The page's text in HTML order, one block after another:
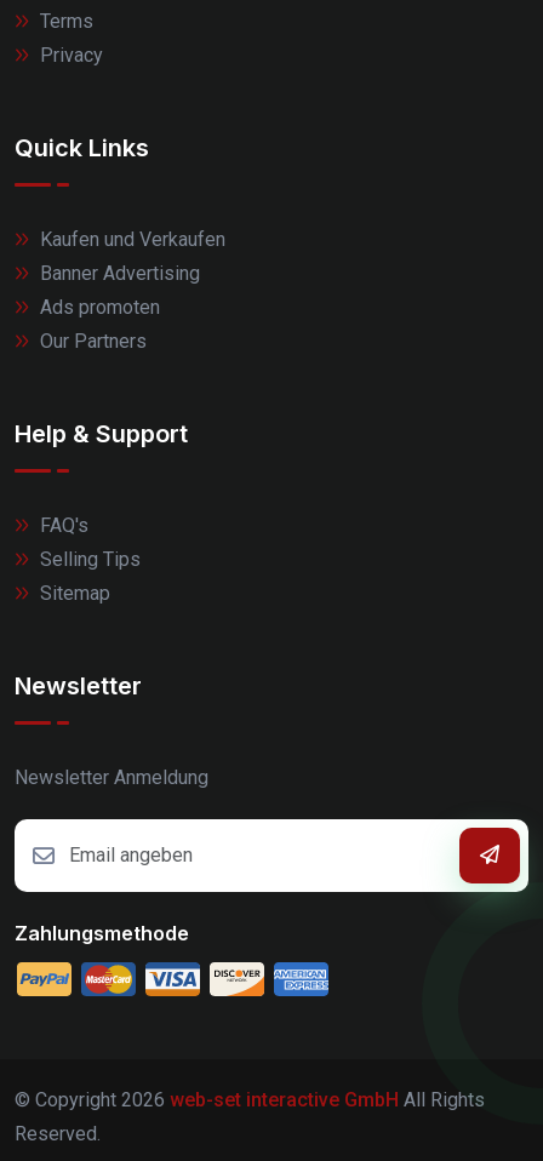
Terms
Privacy
Quick Links
Kaufen und Verkaufen
Banner Advertising
Ads promoten
Our Partners
Help & Support
FAQ's
Selling Tips
Sitemap
Newsletter
Newsletter Anmeldung
Zahlungsmethode
© Copyright 2026 web-set interactive GmbH All Rights
Reserved.